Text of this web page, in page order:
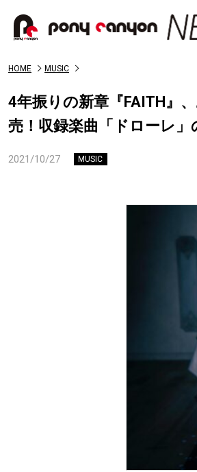
HOME MUSIC
4年振りの新章『FAITH』
売！収録楽曲「ドローレ」
2021/10/27 MUSIC